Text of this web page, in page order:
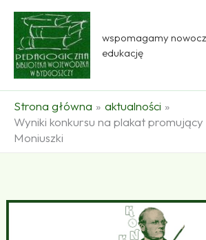
Przejdź
treści
wspomagamy
edukację
Strona główna
aktualności
Wyniki konkursu na plakat promujący
Moniuszki